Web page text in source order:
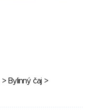
> Bylinný čaj >